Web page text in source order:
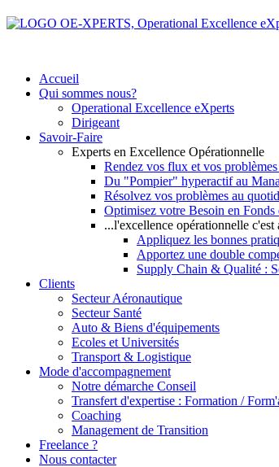
Accueil
Qui sommes nous?
Operational Excellence eXperts
Dirigeant
Savoir-Faire
Experts en Excellence Opérationnelle
Rendez vos flux et vos
Du "Pompier" hyperactif au
Résolvez vos problèmes au
Optimisez votre Besoin en
...l'excellence opérationnelle c'est
Appliquez les bonnes
Apportez une double
Supply Chain & Qualité :
Clients
Secteur Aéronautique
Secteur Santé
Auto & Biens d'équipements
Ecoles et Universités
Transport & Logistique
Mode d'accompagnement
Notre démarche Conseil
Transfert d'expertise : Formation /
Coaching
Management de Transition
Freelance ?
Nous contacter